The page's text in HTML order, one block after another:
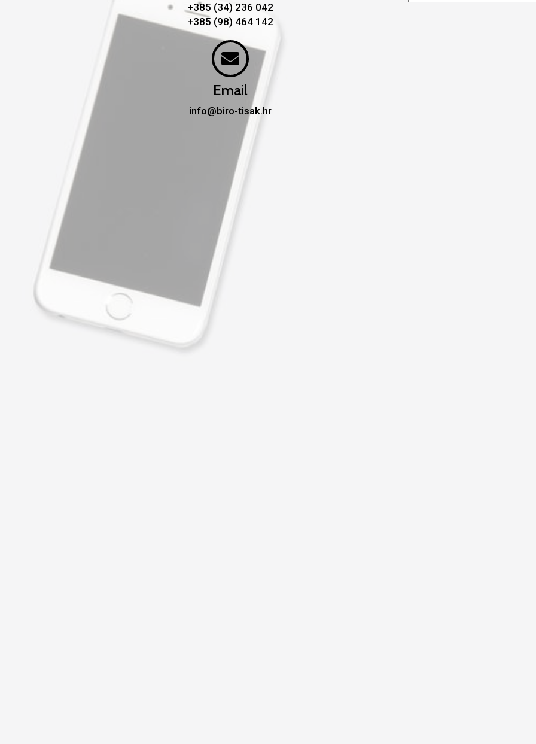
+385 (34) 236 042
+385 (98) 464 142
Email
info@biro-tisak.hr